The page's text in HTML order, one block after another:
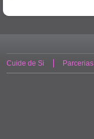
Cuide de Si Parcerias